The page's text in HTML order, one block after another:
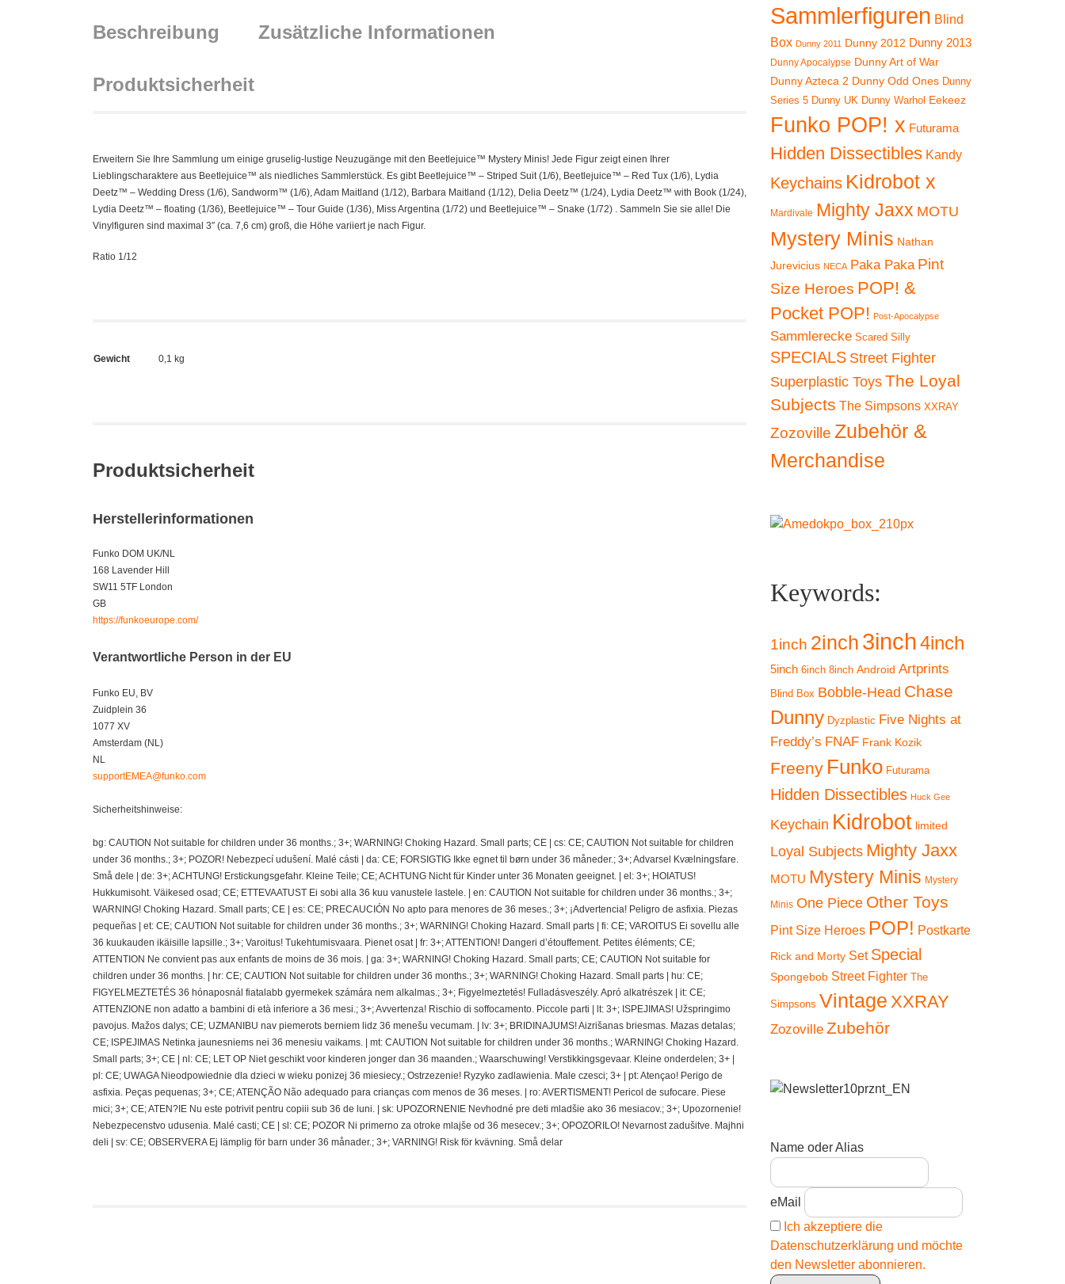
Beschreibung Zusätzliche Informationen
Produktsicherheit
Erweitern Sie Ihre Sammlung um einige gruselig-lustige Neuzugänge mit den Beetlejuice™ Mystery Minis! Jede Figur zeigt einen Ihrer
Lieblingscharaktere aus Beetlejuice™ als niedliches Sammlerstück. Es gibt Beetlejuice™ – Striped Suit (1/6), Beetlejuice™ – Red Tux (1/6), Lydia
Deetz™ – Wedding Dress (1/6), Sandworm™ (1/6), Adam Maitland (1/12), Barbara Maitland (1/12), Delia Deetz™ (1/24), Lydia Deetz™ with Book (1/24),
Lydia Deetz™ – floating (1/36), Beetlejuice™ – Tour Guide (1/36), Miss Argentina (1/72) und Beetlejuice™ – Snake (1/72) . Sammeln Sie sie alle! Die
Vinylfiguren sind maximal 3″ (ca. 7,6 cm) groß, die Höhe variiert je nach Figur.
Ratio 1/12
Gewicht 0,1 kg
Produktsicherheit
Herstellerinformationen
Funko DOM UK/NL
168 Lavender Hill
SW11 5TF London
GB
https://funkoeurope.com/
Verantwortliche Person in der EU
Funko EU, BV
Zuidplein 36
1077 XV
Amsterdam (NL)
NL
supportEMEA@funko.com
Sicherheitshinweise:
bg: CAUTION Not suitable for children under 36 months.; 3+; WARNING! Choking Hazard. Small parts; CE | cs: CE; CAUTION Not suitable for children
under 36 months.; 3+; POZOR! Nebezpecí udušení. Malé cásti | da: CE; FORSIGTIG Ikke egnet til børn under 36 måneder.; 3+; Advarsel Kvælningsfare.
Små dele | de: 3+; ACHTUNG! Erstickungsgefahr. Kleine Teile; CE; ACHTUNG Nicht für Kinder unter 36 Monaten geeignet. | el: 3+; HOIATUS!
Hukkumisoht. Väikesed osad; CE; ETTEVAATUST Ei sobi alla 36 kuu vanustele lastele. | en: CAUTION Not suitable for children under 36 months.; 3+;
WARNING! Choking Hazard. Small parts; CE | es: CE; PRECAUCIÓN No apto para menores de 36 meses.; 3+; ¡Advertencia! Peligro de asfixia. Piezas
pequeñas | et: CE; CAUTION Not suitable for children under 36 months.; 3+; WARNING! Choking Hazard. Small parts | fi: CE; VAROITUS Ei sovellu alle
36 kuukauden ikäisille lapsille.; 3+; Varoitus! Tukehtumisvaara. Pienet osat | fr: 3+; ATTENTION! Dangeri d’étouffement. Petites éléments; CE;
ATTENTION Ne convient pas aux enfants de moins de 36 mois. | ga: 3+; WARNING! Choking Hazard. Small parts; CE; CAUTION Not suitable for
children under 36 months. | hr: CE; CAUTION Not suitable for children under 36 months.; 3+; WARNING! Choking Hazard. Small parts | hu: CE;
FIGYELMEZTETÉS 36 hónaposnál fiatalabb gyermekek számára nem alkalmas.; 3+; Figyelmeztetés! Fulladásveszély. Apró alkatrészek | it: CE;
ATTENZIONE non adatto a bambini di età inferiore a 36 mesi.; 3+; Avvertenza! Rischio di soffocamento. Piccole parti | lt: 3+; ISPEJIMAS! Užspringimo
pavojus. Mažos dalys; CE; UZMANIBU nav piemerots berniem lidz 36 menešu vecumam. | lv: 3+; BRIDINAJUMS! Aizrišanas briesmas. Mazas detalas;
CE; ISPEJIMAS Netinka jaunesniems nei 36 menesiu vaikams. | mt: CAUTION Not suitable for children under 36 months.; WARNING! Choking Hazard.
Small parts; 3+; CE | nl: CE; LET OP Niet geschikt voor kinderen jonger dan 36 maanden.; Waarschuwing! Verstikkingsgevaar. Kleine onderdelen; 3+ |
pl: CE; UWAGA Nieodpowiednie dla dzieci w wieku ponizej 36 miesiecy.; Ostrzezenie! Ryzyko zadlawienia. Male czesci; 3+ | pt: Atençao! Perigo de
asfixia. Peças pequenas; 3+; CE; ATENÇÃO Não adequado para crianças com menos de 36 meses. | ro: AVERTISMENT! Pericol de sufocare. Piese
mici; 3+; CE; ATEN?IE Nu este potrivit pentru copiii sub 36 de luni. | sk: UPOZORNENIE Nevhodné pre deti mladšie ako 36 mesiacov.; 3+; Upozornenie!
Nebezpecenstvo udusenia. Malé casti; CE | sl: CE; POZOR Ni primerno za otroke mlajše od 36 mesecev.; 3+; OPOZORILO! Nevarnost zadušitve. Majhni
deli | sv: CE; OBSERVERA Ej lämplig för barn under 36 månader.; 3+; VARNING! Risk för kvävning. Små delar
Sammlerfiguren Blind
Box Dunny 2011 Dunny 2012 Dunny 2013
Dunny Apocalypse Dunny Art of War
Dunny Azteca 2 Dunny Odd Ones Dunny
Series 5 Dunny UK Dunny Warhol Eekeez
Funko POP! x Futurama
Hidden Dissectibles Kandy
Keychains Kidrobot x
Mardivale Mighty Jaxx MOTU
Mystery Minis Nathan
Jurevicius NECA Paka Paka Pint
Size Heroes POP! &
Pocket POP! Post-Apocalypse
Sammlerecke Scared Silly
SPECIALS Street Fighter
Superplastic ToysThe Loyal
Subjects The Simpsons XXRAY
Zozoville Zubehör &
Merchandise
Keywords:
1inch 2inch 3inch4inch
5inch 6inch 8inch Android Artprints
Blind Box Bobble-Head Chase
Dunny Dyzplastic Five Nights at
Freddy’s FNAF Frank Kozik
Freeny Funko Futurama
Hidden Dissectibles Huck Gee
Keychain Kidrobot limited
Loyal Subjects Mighty Jaxx
MOTU Mystery Minis Mystery
Minis One Piece Other Toys
Pint Size Heroes POP! Postkarte
Rick and Morty Set Special
Spongebob Street Fighter The
Simpsons Vintage XXRAY
Zozoville Zubehör
Name oder Alias
eMail
Ich akzeptiere die
Datenschutzerklärung und möchte
den Newsletter abonnieren.